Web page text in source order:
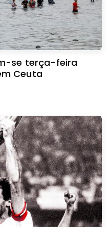
se terça-feira
Ceuta